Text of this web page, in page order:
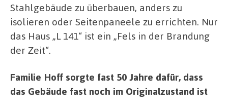
Stahlgebäude zu überbauen, anders zu
isolieren oder Seitenpaneele zu errichten. Nur
das Haus „L 141“ ist ein „Fels in der Brandung
der Zeit“.
Familie Hoff sorgte fast 50 Jahre dafür, dass
das Gebäude fast noch im Originalzustand ist